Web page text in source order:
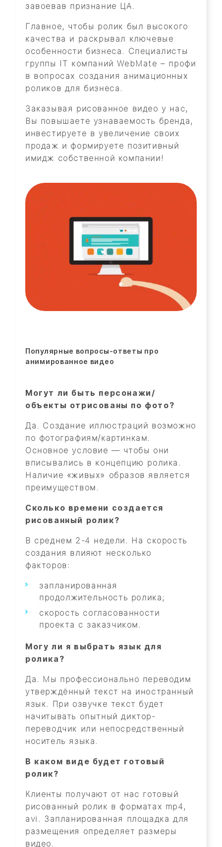
завоевав признание ЦА.
Главное, чтобы ролик был высокого
качества и раскрывал ключевые
особенности бизнеса. Специалисты
группы IT компаний WebMate – профи
в вопросах создания анимационных
роликов для бизнеса.
Заказывая рисованное видео у нас,
Вы повышаете узнаваемость бренда,
инвестируете в увеличение своих
продаж и формируете позитивный
имидж собственной компании!
Популярные вопросы-ответы про
анимированное видео
Могут ли быть персонажи/
объекты отрисованы по фото?
Да. Создание иллюстраций возможно
по фотографиям/картинкам.
Основное условие — чтобы они
вписывались в концепцию ролика.
Наличие «живых» образов является
преимуществом.
Сколько времени создается
рисованный ролик?
В среднем 2-4 недели. На скорость
создания влияют несколько
факторов:
запланированная
продолжительность ролика;
скорость согласованности
проекта с заказчиком.
Могу ли я выбрать язык для
ролика?
Да. Мы профессионально переводим
утверждённый текст на иностранный
язык. При озвучке текст будет
начитывать опытный диктор-
переводчик или непосредственный
носитель языка.
В каком виде будет готовый
ролик?
Клиенты получают от нас готовый
рисованный ролик в форматах mp4,
avi. Запланированная площадка для
размещения определяет размеры
видео.